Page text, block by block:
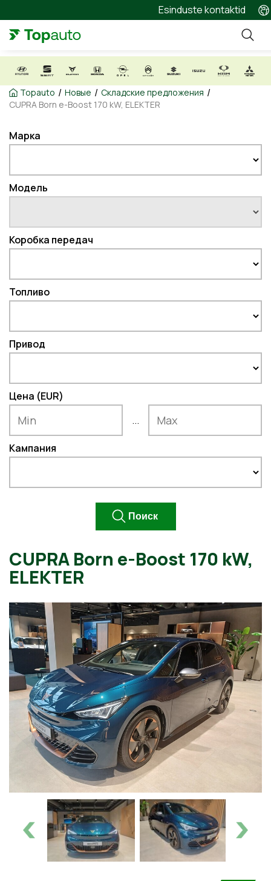
Esinduste kontaktid
Topauto / Новые / Складские предложения /
CUPRA Born e-Boost 170 kW, ELEKTER
Марка
Модель
Коробка передач
Топливо
Привод
Цена (EUR)
...
Кампания
CUPRA Born e-Boost 170
ELEKTER